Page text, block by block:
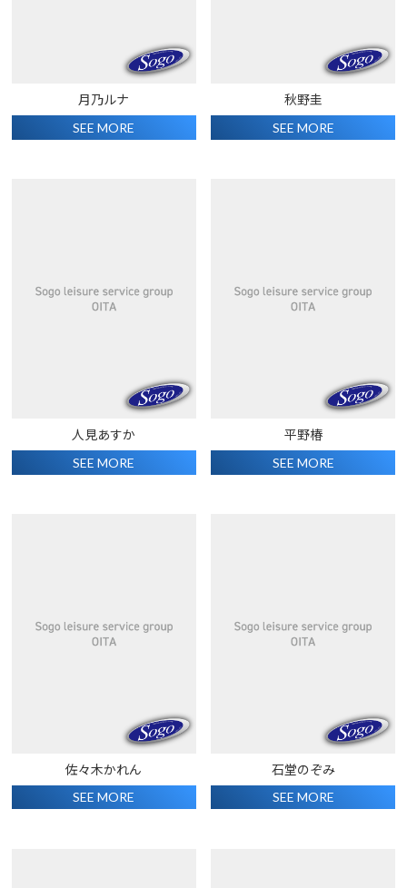
月乃ルナ
SEE MORE
秋野圭
SEE MORE
人見あすか
SEE MORE
平野椿
SEE MORE
佐々木かれん
SEE MORE
石堂のぞみ
SEE MORE